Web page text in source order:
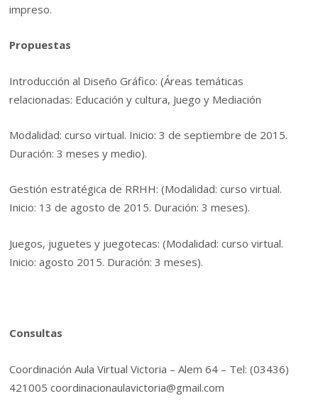
impreso.
Propuestas
Introducción al Diseño Gráfico: (Áreas temáticas
relacionadas: Educación y cultura, Juego y Mediación
Modalidad: curso virtual. Inicio: 3 de septiembre de 2015.
Duración: 3 meses y medio).
Gestión estratégica de RRHH: (Modalidad: curso virtual.
Inicio: 13 de agosto de 2015. Duración: 3 meses).
Juegos, juguetes y juegotecas: (Modalidad: curso virtual.
Inicio: agosto 2015. Duración: 3 meses).
Consultas
Coordinación Aula Virtual Victoria – Alem 64 – Tel: (03436)
421005 coordinacionaulavictoria@gmail.com